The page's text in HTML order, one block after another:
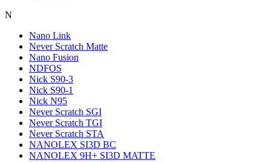
N
Nano Link
Never Scratсh Matte
Nano Fusion
NDFOS
Nick S90-3
Nick S90-1
Nick N95
Never Scratch SGI
Never Scratch TGI
Never Scratch STA
NANOLEX SI3D BC
NANOLEX 9H+ SI3D MATTE